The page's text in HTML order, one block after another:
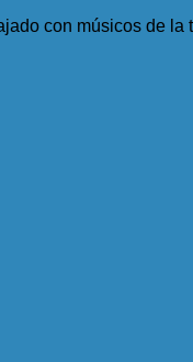
con músicos de la